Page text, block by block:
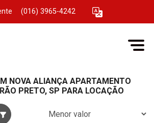
(016) 3965-4242
NOVA ALIANÇA APARTAMENTO
PRETO, SP PARA LOCAÇÃO